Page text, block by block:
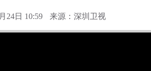
24日 10:59 来源：深圳卫视